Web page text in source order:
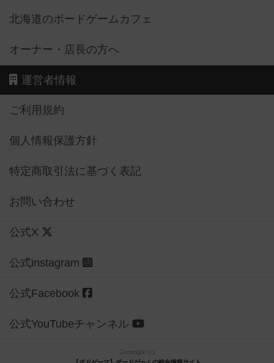
北海道のボードゲームカフェ
オーナー・店長の方へ
運営者情報
ご利用規約
個人情報保護方針
特定商取引法に基づく表記
お問い合わせ
公式X
公式instagram
公式Facebook
公式YouTubeチャンネル
Copyright (c)